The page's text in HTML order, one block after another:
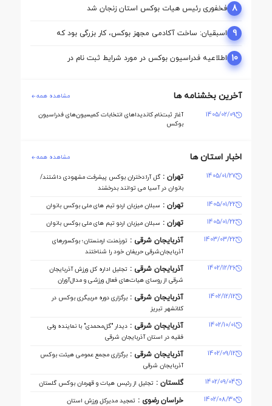
8 فخفوری رئیس هیات بوکس استان زنجان شد
9 اسبقیان: ساخت آکادمی مجهز بوکس، کار بزرگی بود که
حسینی برای این رشته انجام داد
10 اطلاعیه فدراسیون بوکس در مورد شرایط ثبت نام در
کمیسیون ها
آخرین بخشنامه ها مشاهده همه
1405/02/09
آغاز ثبت‌نام کاندیداهای انتخابات کمیسیون‌های فدراسیون
بوکس
اخبار استان ها مشاهده همه
1405/01/27 تهران : گل آرا:دختران بوکس پیشرفت مشهودی داشتند/
بانوان در آسیا می توانند بدرخشند
1405/01/22
تهران : سبلان میزبان اردو تیم های ملی بوکس بانوان
1405/01/22
تهران : سبلان میزبان اردو تیم های ملی بوکس بانوان
1403/03/22
آذربایجان شرقی : تورنمنت ارمنستان؛ بوکسورهای
آذربایجان‌شرقی حریفان خود را شناختند
1402/12/26
آذربایجان شرقی : تجلیل اداره کل ورزش آذربایجان
‌شرقی از روسای هیات‌های فعال ورزشی و مدال‌آوران
1402/12/12
آذربایجان شرقی : برگزاری دوره مربیگری بوکس در
کلانشهر تبریز
1402/10/01
آذربایجان شرقی : دیدار "گل‌محمدی" با نماینده ولی
فقیه در استان آذربایجان شرقی
1402/09/12
آذربایجان شرقی : برگزاری مجمع عمومی هیئت بوکس
آذربایجان شرقی
1402/09/04
گلستان : تجلیل از رئیس هیات و قهرمان بوکس گلستان
1402/08/30
خراسان رضوی : تمجید مدیرکل ورزش استان